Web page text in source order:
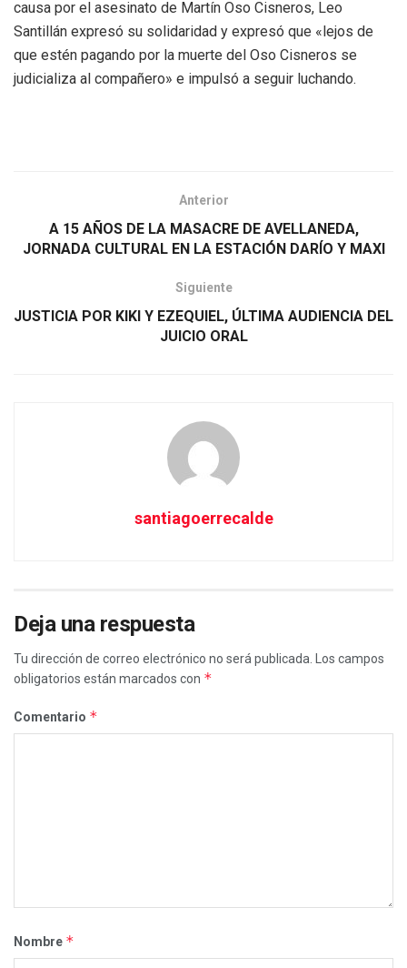
causa por el asesinato de Martín Oso Cisneros, Leo
Santillán expresó su solidaridad y expresó que «lejos de
que estén pagando por la muerte del Oso Cisneros se
judicializa al compañero» e impulsó a seguir luchando.
Anterior
A 15 AÑOS DE LA MASACRE DE AVELLANEDA,
JORNADA CULTURAL EN LA ESTACIÓN DARÍO Y MAXI
Siguiente
JUSTICIA POR KIKI Y EZEQUIEL, ÚLTIMA AUDIENCIA DEL
JUICIO ORAL
santiagoerrecalde
Deja una respuesta
Tu dirección de correo electrónico no será publicada.
Los campos
obligatorios están marcados con *
Comentario *
Nombre *